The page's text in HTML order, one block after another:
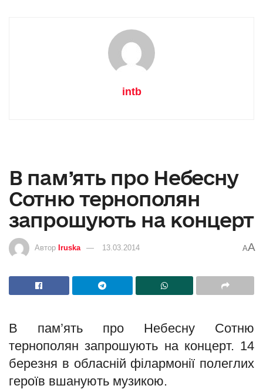
intb
В пам’ять про Небесну
Сотню тернополян
запрошують на концерт
Автор Iruska 13.03.2014 AA
В пам’ять про Небесну Сотню
тернополян запрошують на концерт. 14
березня в обласній філармонії полеглих
героїв вшанують музикою.